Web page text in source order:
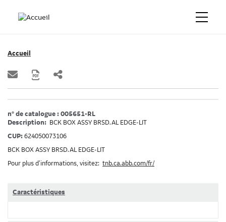
Accueil
n° de catalogue : 005651-RL
Description: BCK BOX ASSY BRSD.AL EDGE-LIT
CUP: 624050073106
BCK BOX ASSY BRSD.AL EDGE-LIT
Pour plus d’informations, visitez: tnb.ca.abb.com/fr/
Caractéristiques